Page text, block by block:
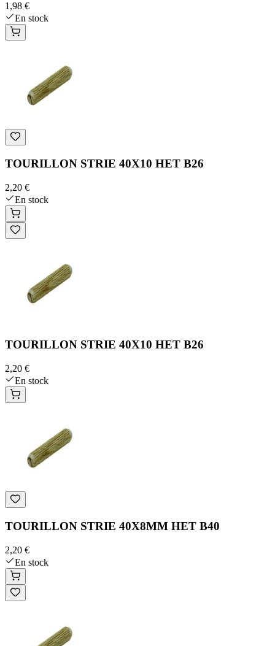
1,98 €
En stock
TOURILLON STRIE 40X10 HET B26
2,20 €
En stock
TOURILLON STRIE 40X10 HET B26
2,20 €
En stock
TOURILLON STRIE 40X8MM HET B40
2,20 €
En stock